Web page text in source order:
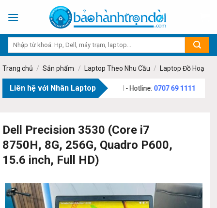
Trang chủ / Sản phẩm / Laptop Theo Nhu Cầu / Laptop Đồ Hoạ
Liên hệ với Nhân Laptop
Văn Bạch, Phường Tân Sơn, TP.HCM - Hotline:0707 69 1111
Dell Precision 3530 (Core i7
8750H, 8G, 256G, Quadro P600,
15.6 inch, Full HD)